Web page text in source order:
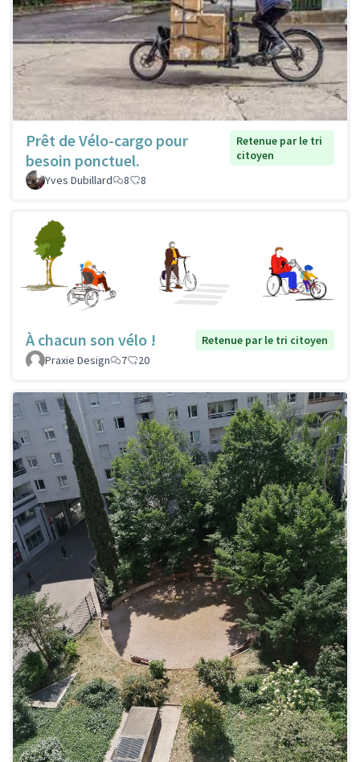
Prêt de Vélo-cargo pour
besoin ponctuel.
Retenue par le tri
citoyen
Yves Dubillard
8 8
À chacun son vélo !
Retenue par le tri citoyen
Praxie Design
7 20